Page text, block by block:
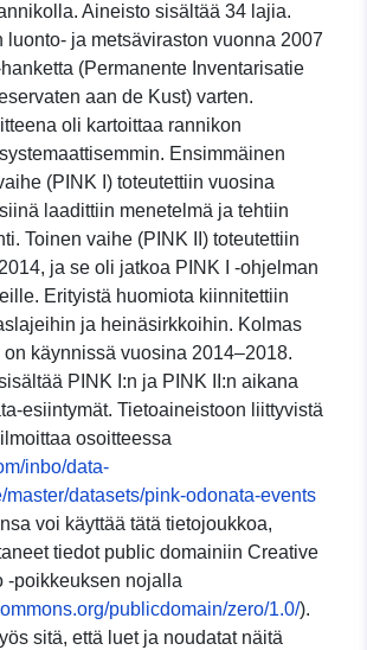
Aineisto sisältää 34 lajia.
luonto- ja metsäviraston vuonna 2007
(Permanente Inventarisatie
aan de Kust) varten.
oli kartoittaa rannikon
Ensimmäinen
(PINK I) toteutettiin vuosina
laadittiin menetelmä ja tehtiin
Toinen vaihe (PINK II) toteutettiin
ja se oli jatkoa PINK I -ohjelman
Erityistä huomiota kiinnitettiin
ja heinäsirkkoihin. Kolmas
on käynnissä vuosina 2014–2018.
PINK I:n ja PINK II:n aikana
esiintymät. Tietoaineistoon liittyvistä
osoitteessa
inbo/data-
master/datasets/pink-odonata-events
voi käyttää tätä tietojoukkoa,
tiedot public domainiin Creative
-poikkeuksen nojalla
publicdomain/zero/1.0/).
sitä, että luet ja noudatat näitä